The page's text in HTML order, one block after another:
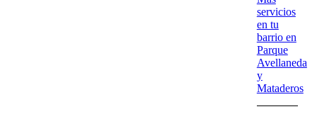
servicios
en tu
barrio en
Parque
Avellaneda
y
Mataderos